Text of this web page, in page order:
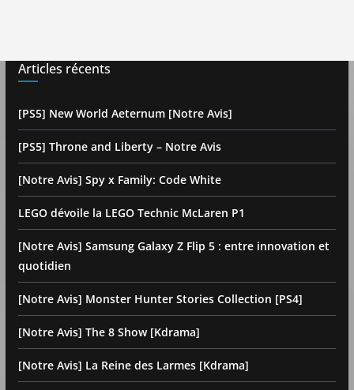
Articles récents
[PS5] New World Aeternum [Notre Avis]
[PS5] Throne and Liberty – Notre Avis
[Notre Avis] Spy x Family: Code White
LEGO dévoile la LEGO Technic McLaren P1
[Notre Avis] Samsung Galaxy Z Flip 5 : entre innovation et
quotidien
[Notre Avis] Monster Hunter Stories Collection [PS4]
[Notre Avis] The 8 Show [Kdrama]
[Notre Avis] La Reine des Larmes [Kdrama]